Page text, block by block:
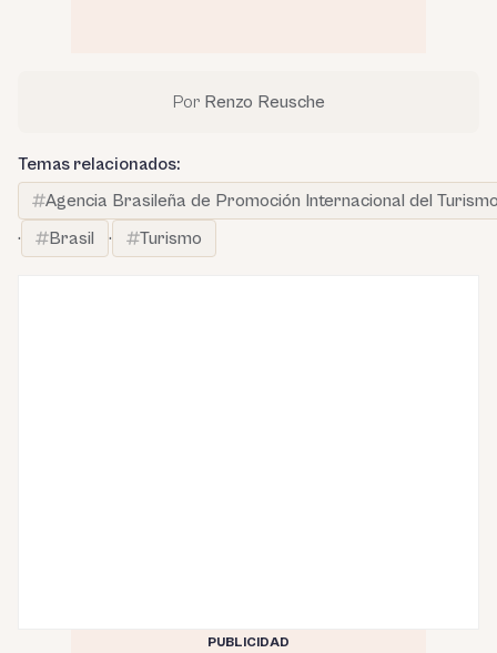
Por Renzo Reusche
Temas relacionados:
Agencia Brasileña de Promoción Internacional del
·
Brasil · Turismo
PUBLICIDAD